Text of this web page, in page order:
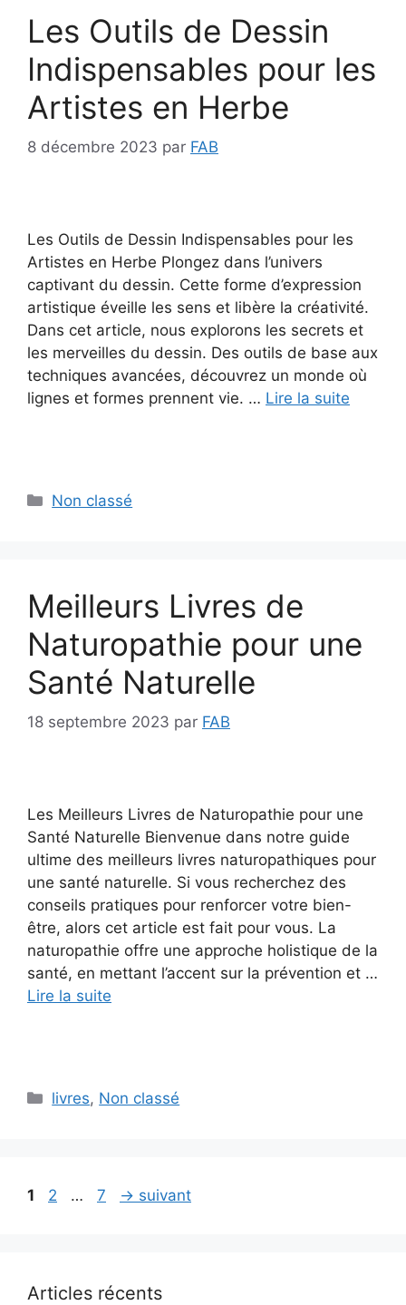
Les Outils de Dessin
Indispensables pour les
Artistes en Herbe
8 décembre 2023 par FAB
Les Outils de Dessin Indispensables pour les
Artistes en Herbe Plongez dans l’univers
captivant du dessin. Cette forme d’expression
artistique éveille les sens et libère la créativité.
Dans cet article, nous explorons les secrets et
les merveilles du dessin. Des outils de base aux
techniques avancées, découvrez un monde où
lignes et formes prennent vie. … Lire la suite
Catégories
Non classé
Meilleurs Livres de
Naturopathie pour une
Santé Naturelle
18 septembre 2023 par FAB
Les Meilleurs Livres de Naturopathie pour une
Santé Naturelle Bienvenue dans notre guide
ultime des meilleurs livres naturopathiques pour
une santé naturelle. Si vous recherchez des
conseils pratiques pour renforcer votre bien-
être, alors cet article est fait pour vous. La
naturopathie offre une approche holistique de la
santé, en mettant l’accent sur la prévention et …
Lire la suite
Catégories
livres, Non classé
Page
1 Page
2 … Page
7 → suivant
Articles récents